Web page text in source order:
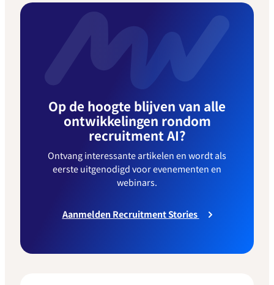
Op de hoogte blijven van alle
ontwikkelingen rondom
recruitment AI?
Ontvang interessante artikelen en wordt als
eerste uitgenodigd voor evenementen en
webinars.
Aanmelden Recruitment Stories